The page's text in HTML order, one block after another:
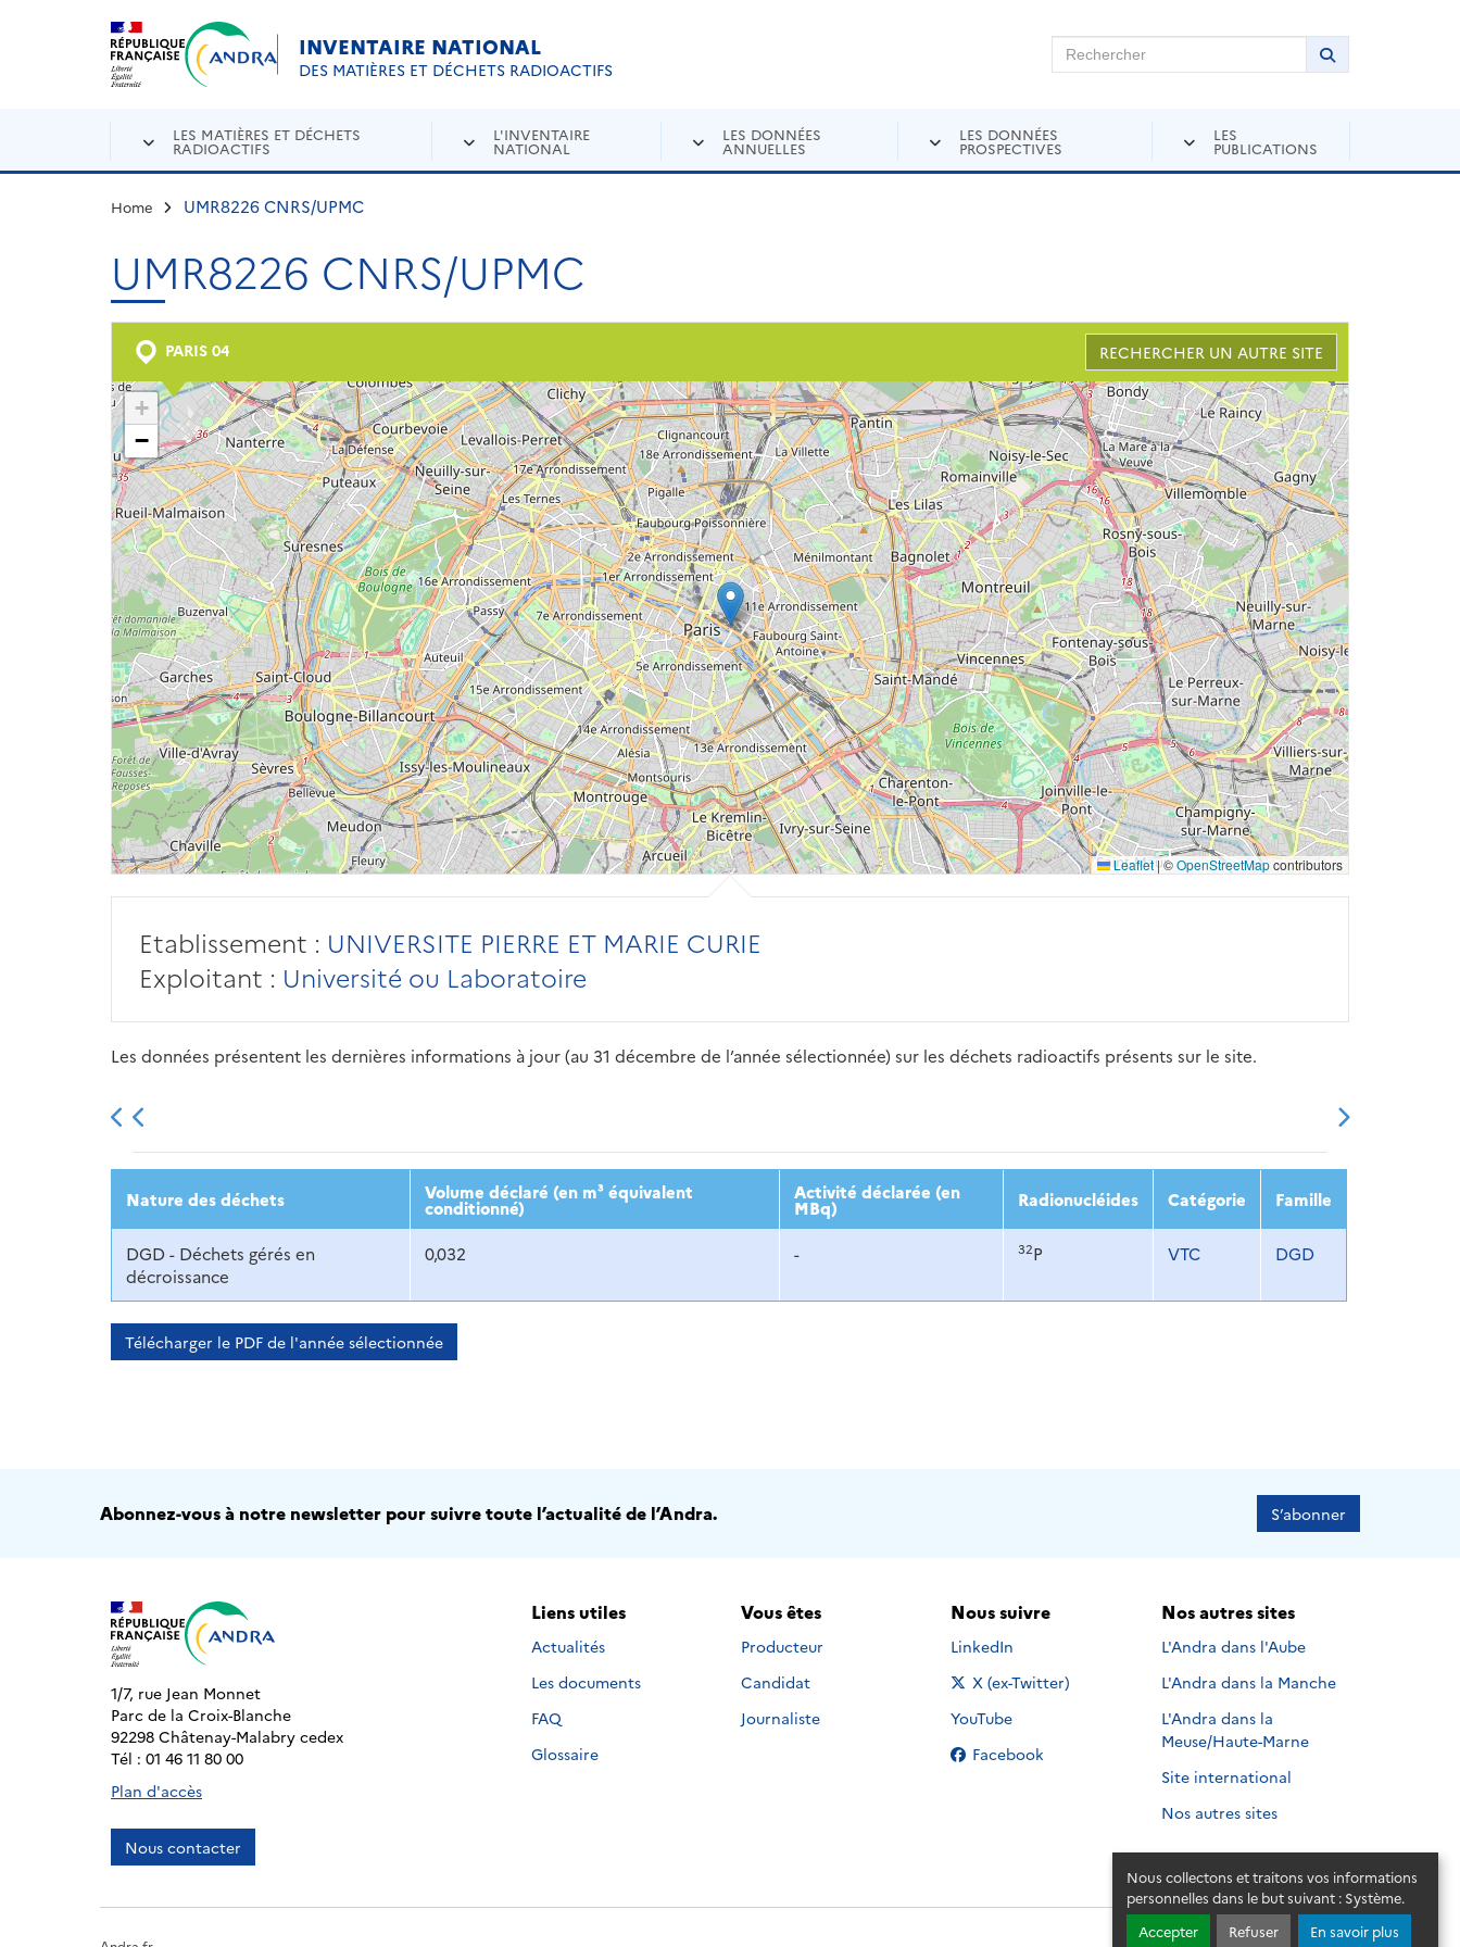
Nous collectons et traitons vos informations
personnelles dans le but suivant : Système.
Accepter
Refuser En savoir plus
Aller au contenu principal
INVENTAIRE NATIONAL
DES MATIÈRES ET DÉCHETS RADIOACTIFS
Rechercher sur Andra Inventaire Rechercher
Lancer la
LES MATIÈRES ET DÉCHETS
RADIOACTIFS
L'INVENTAIRE
NATIONAL
LES DONNÉES
ANNUELLES
LES DONNÉES
PROSPECTIVES
LES
PUBLICATIONS
Home UMR8226 CNRS/UPMC
UMR8226 CNRS/UPMC
PARIS 04 RECHERCHER UN AUTRE SITE
+
−
Leaflet|©OpenStreetMapcontributors
Etablissement : UNIVERSITE PIERRE ET MARIE CURIE
Exploitant : Université ou Laboratoire
Les données présentent les dernières informations à jour (au 31 décembre de l’année sélectionnée) sur les déchets radioactifs présents sur le site.
2013 2014 2015 2016 2017 2018 2019 2020 2021 2022 2023
Nature des déchets Volume déclaré (en m³ équivalent
conditionné)
Activité déclarée (en
MBq) Radionucléides Catégorie Famille
DGD - Déchets gérés en
décroissance
0,032 - 32P VTC DGD
Télécharger le PDF de l'année sélectionnée
Abonnez-vous à notre newsletter pour suivre toute l’actualité de l’Andra. S’abonner
1/7, rue Jean Monnet
Parc de la Croix-Blanche
92298 Châtenay-Malabry cedex
Tél : 01 46 11 80 00
Plan d'accès
Nous contacter
Liens utiles
Actualités
Les documents
FAQ
Glossaire
Vous êtes
Producteur
Candidat
Journaliste
Nous suivre
Nous suivre sur
LinkedIn
Nous suivre sur
X (ex-Twitter)
Nous suivre sur
YouTube
Nous suivre sur
Facebook
Nos autres sites
L'Andra dans l'Aube
L'Andra dans la Manche
L'Andra dans la
Meuse/Haute-Marne
Site international
Nos autres sites